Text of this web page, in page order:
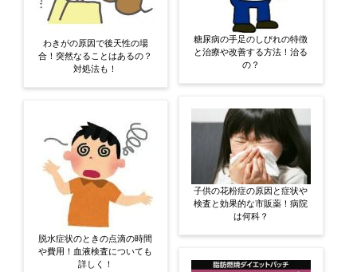
わきがの原因で後天性の場
合！突然なることはあるの？
対処法も！
脱水症状のときの点滴の時間
や費用！血液検査についても
詳しく！
糖尿病の手足のしびれの特徴
と治療や改善する方法！治る
の？
子供の花粉症の原因と症状や
検査と効果的な市販薬！病院
は何科？